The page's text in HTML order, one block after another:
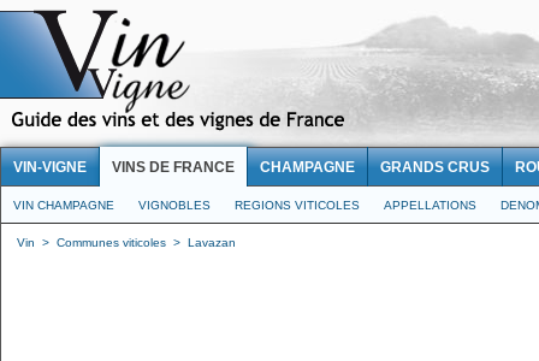
VIN-VIGNE VINS DE FRANCE CHAMPAGNE GRANDS CRUS
VIN CHAMPAGNE VIGNOBLES REGIONS VITICOLES APPELLATIONS
Vin > Communes viticoles > Lavazan